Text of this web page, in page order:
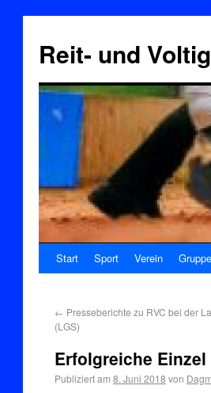
Reit- und
Start Sport Verein
← Presseberichte zu RVC bei der
(LGS)
Erfolgreiche
Publiziert am 8. Juni 2018 von